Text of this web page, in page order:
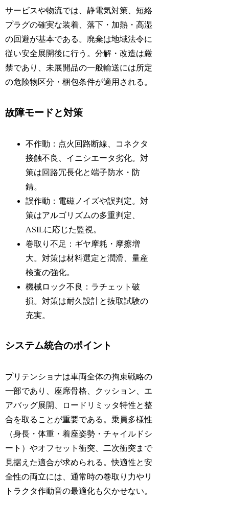
サービスや物流では、静電気対策、短絡
プラグの確実な装着、落下・加熱・高湿
の回避が基本である。廃棄は地域法令に
従い安全展開後に行う。分解・改造は厳
禁であり、未展開品の一般輸送には所定
の危険物区分・梱包条件が適用される。
故障モードと対策
不作動：点火回路断線、コネクタ
接触不良、イニシエータ劣化。対
策は回路冗長化と端子防水・防
錆。
誤作動：電磁ノイズや誤判定。対
策はアルゴリズムの多重判定、
ASILに応じた監視。
巻取り不足：ギヤ摩耗・摩擦増
大。対策は材料選定と潤滑、量産
検査の強化。
機械ロック不良：ラチェット破
損。対策は耐久設計と抜取試験の
充実。
システム統合のポイント
プリテンショナは車両全体の拘束戦略の
一部であり、座席骨格、クッション、エ
アバッグ展開、ロードリミッタ特性と整
合を取ることが重要である。乗員多様性
（身長・体重・着座姿勢・チャイルドシ
ート）やオフセット衝突、二次衝突まで
見据えた適合が求められる。快適性と安
全性の両立には、通常時の巻取り力やリ
トラクタ作動音の最適化も欠かせない。